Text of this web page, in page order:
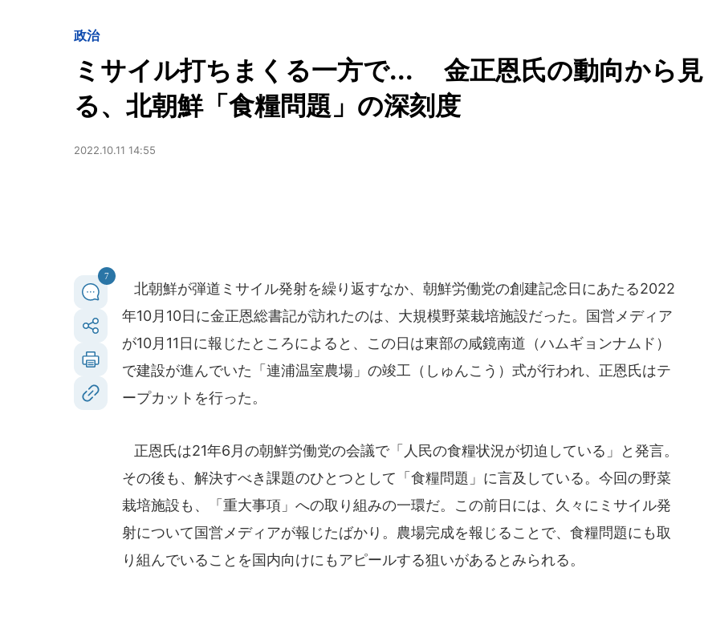
政治
ミサイル打ちまくる一方で... 金正恩氏の動向から見
る、北朝鮮「食糧問題」の深刻度
2022.10.11 14:55
7
北朝鮮が弾道ミサイル発射を繰り返すなか、朝鮮労働党の創建記念日にあたる2022
年10月10日に金正恩総書記が訪れたのは、大規模野菜栽培施設だった。国営メディア
が10月11日に報じたところによると、この日は東部の咸鏡南道（ハムギョンナムド）
で建設が進んでいた「連浦温室農場」の竣工（しゅんこう）式が行われ、正恩氏はテ
ープカットを行った。
正恩氏は21年6月の朝鮮労働党の会議で「人民の食糧状況が切迫している」と発言。
その後も、解決すべき課題のひとつとして「食糧問題」に言及している。今回の野菜
栽培施設も、「重大事項」への取り組みの一環だ。この前日には、久々にミサイル発
射について国営メディアが報じたばかり。農場完成を報じることで、食糧問題にも取
り組んでいることを国内向けにもアピールする狙いがあるとみられる。